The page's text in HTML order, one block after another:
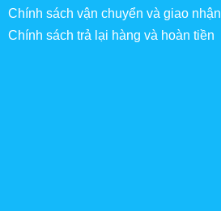
Chính sách vận chuyển và giao nhận
Chính sách trả lại hàng và hoàn tiền